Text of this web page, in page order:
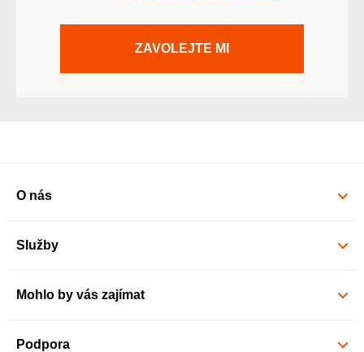
ZAVOLEJTE MI
O nás
Služby
Mohlo by vás zajímat
Podpora